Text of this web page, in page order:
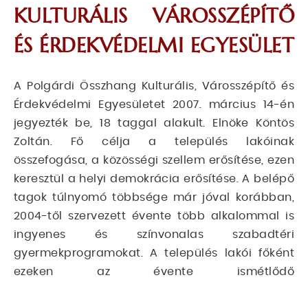
KULTURÁLIS VÁROSSZÉPÍTŐ
ÉS ÉRDEKVÉDELMI EGYESÜLET
A Polgárdi Összhang Kulturális, Városszépítő és
Érdekvédelmi Egyesületet 2007. március 14-én
jegyezték be, 18 taggal alakult. Elnöke Köntös
Zoltán. Fő célja a település lakóinak
összefogása, a közösségi szellem erősítése, ezen
keresztül a helyi demokrácia erősítése. A belépő
tagok túlnyomó többsége már jóval korábban,
2004-től szervezett évente több alkalommal is
ingyenes és színvonalas szabadtéri
gyermekprogramokat. A település lakói főként
ezeken az évente ismétlődő